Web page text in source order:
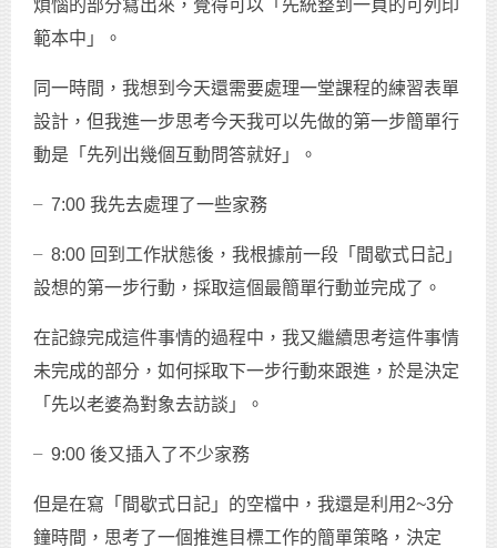
煩惱的部分寫出來，覺得可以「先統整到一頁的可列印
範本中」。
同一時間，我想到今天還需要處理一堂課程的練習表單
設計，但我進一步思考今天我可以先做的第一步簡單行
動是「先列出幾個互動問答就好」。
╴7:00 我先去處理了一些家務
╴8:00 回到工作狀態後，我根據前一段「間歇式日記」
設想的第一步行動，採取這個最簡單行動並完成了。
在記錄完成這件事情的過程中，我又繼續思考這件事情
未完成的部分，如何採取下一步行動來跟進，於是決定
「先以老婆為對象去訪談」。
╴9:00 後又插入了不少家務
但是在寫「間歇式日記」的空檔中，我還是利用2~3分
鐘時間，思考了一個推進目標工作的簡單策略，決定